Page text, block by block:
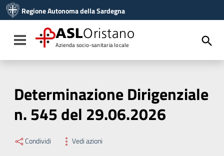
Vai al menu di navigazione
Vai al footer
Regione Autonoma della Sardegna
Toggle navigation
ASLOristano
Azienda socio-sanitaria locale
Determinazione Dirigenziale
n. 545 del 29.06.2026
Condividi Vedi azioni